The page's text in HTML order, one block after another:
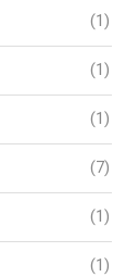
(1)
(1)
(1)
(7)
(1)
(1)